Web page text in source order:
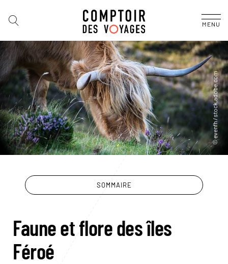
MENU
SOMMAIRE
Faune et flore des îles
Féroé